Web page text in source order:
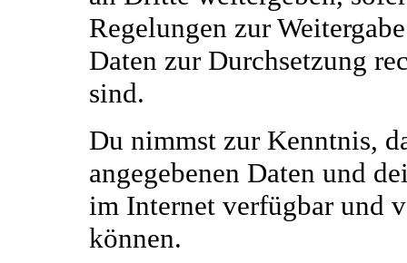
Regelungen zur
Daten zur Durchsetzung
sind.
Du nimmst zur Kenntnis,
angegebenen Daten und
im Internet verfügbar und
können.